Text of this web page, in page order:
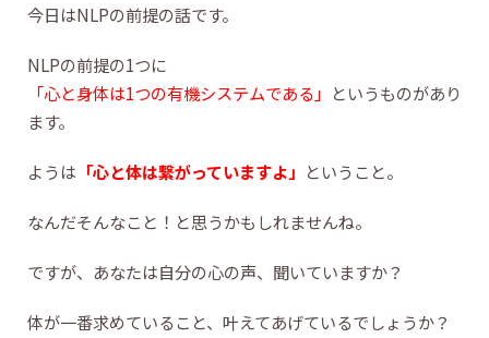
今日はNLPの前提の話です。
NLPの前提の1つに
「心と身体は1つの有機システムである」 というものがあり
ます。
ようは 「心と体は繋がっていますよ」 ということ。
なんだそんなこと！と思うかもしれませんね。
ですが、あなたは自分の心の声、聞いていますか？
体が一番求めていること、叶えてあげているでしょうか？